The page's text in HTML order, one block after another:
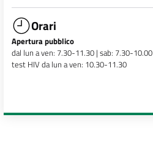
Orari
Apertura pubblico
dal lun a ven: 7.30-11.30 | sab: 7.30-10.00
test HIV da lun a ven: 10.30-11.30